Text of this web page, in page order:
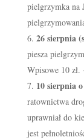
pielgrzymka na
26 sierpnia
piesza
Wpisowe 10
10 sierpnia
ratownictwa
uprawniał do
jest